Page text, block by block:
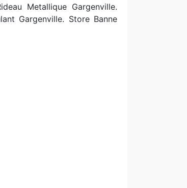
Metallique Gargenville.
Gargenville. Store Banne